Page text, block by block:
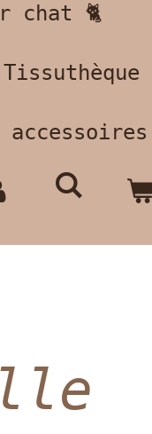
chat 🐈
Tissuthèque
accessoires